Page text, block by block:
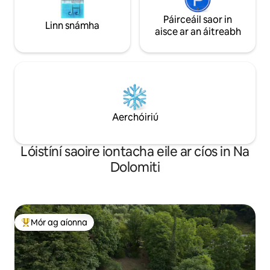
Linn snámha
Páirceáil saor in
aisce ar an áitreabh
Aerchóiriú
Lóistíní saoire iontacha eile ar cíos in Na
Dolomiti
An-mhór ag aíonna
Mór ag aíonna